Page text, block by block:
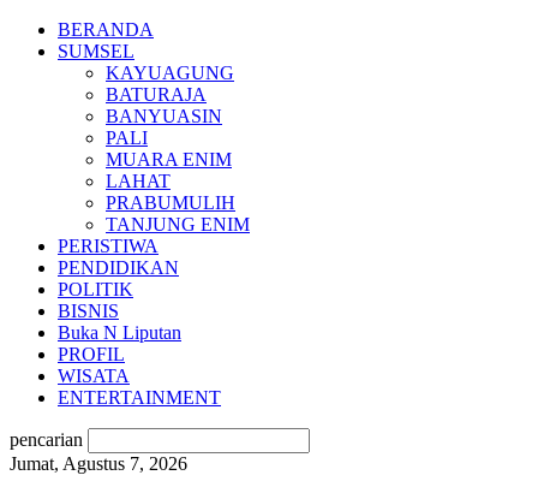
BERANDA
SUMSEL
KAYUAGUNG
BATURAJA
BANYUASIN
PALI
MUARA ENIM
LAHAT
PRABUMULIH
TANJUNG ENIM
PERISTIWA
PENDIDIKAN
POLITIK
BISNIS
Buka N Liputan
PROFIL
WISATA
ENTERTAINMENT
pencarian
Jumat, Agustus 7, 2026